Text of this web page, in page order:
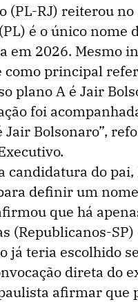
(PL-RJ) reiterou no
é o único nome
em 2026. Mesmo
principal
plano A é Jair
foi
Bolsonaro”,
candidatura do
definir um
que há
(Republicanos-SP)
já teria escolhido
direta do
afirmar que